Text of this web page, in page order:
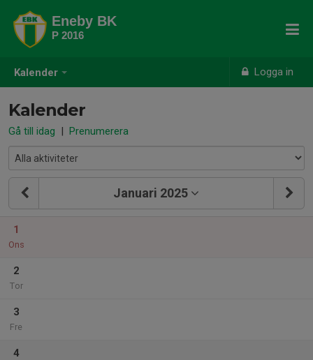
Kalender Logga in
Eneby BK
P 2016
Kalender
Gå till idag | Prenumerera
Januari 2025
1
Ons
2
Tor
3
Fre
4